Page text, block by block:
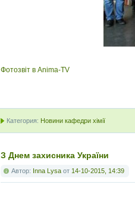
Фотозвіт в Anima-TV
Категория: Новини кафедри хімії
З Днем захисника України
Автор: Inna Lysa от 14-10-2015, 14:39